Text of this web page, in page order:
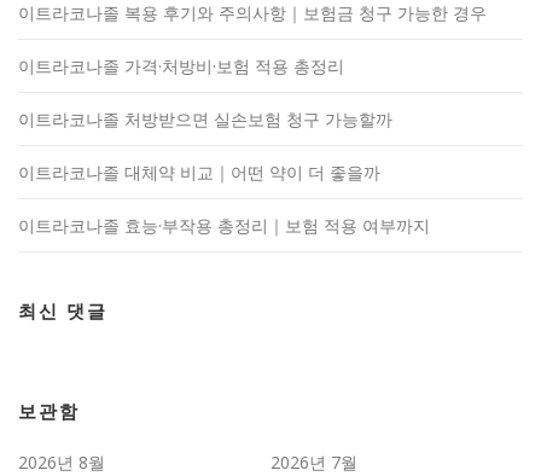
이트라코나졸 복용 후기와 주의사항｜보험금 청구 가능한 경우
이트라코나졸 가격·처방비·보험 적용 총정리
이트라코나졸 처방받으면 실손보험 청구 가능할까
이트라코나졸 대체약 비교｜어떤 약이 더 좋을까
이트라코나졸 효능·부작용 총정리｜보험 적용 여부까지
최신 댓글
보관함
2026년 8월
2026년 7월